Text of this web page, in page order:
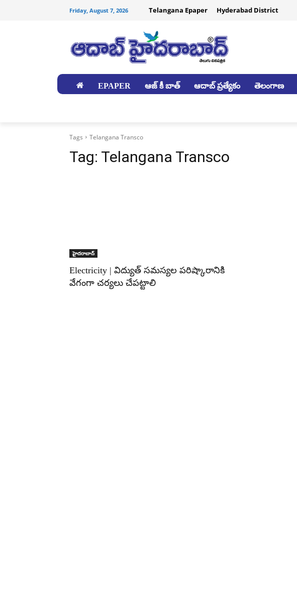
Friday, August 7, 2026 Telangana Epaper Hyderabad District
EPAPER ఆజ్ కీ బాత్ ఆదాబ్ ప్రత్యేకం తెలంగాణ
Tags Telangana Transco
Tag: Telangana Transco
హైదరాబాద్‌
Electricity | విద్యుత్ సమస్యల పరిష్కారానికి
వేగంగా చర్యలు చేపట్టాలి